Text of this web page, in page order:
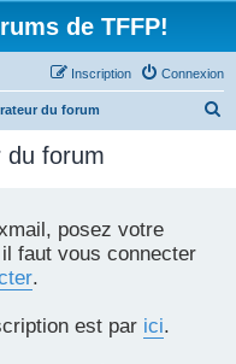
de TFFP!
Connexion
Inscription
du forum
du forum
posez votre
faut vous connecter
.
est par ici.